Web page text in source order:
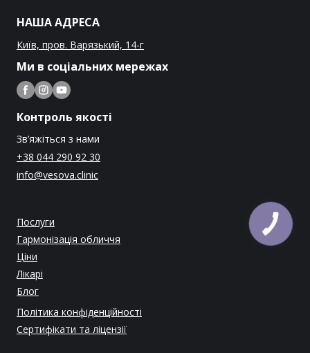
НАША АДРЕСА
Київ, пров. Варязький, 14-г
Ми в соціальних мережах
Контроль якості
Зв’яжіться з нами
+38 044 290 92 30
info@vesova.clinic
Послуги
Гармонізація обличчя
Ціни
Лікарі
Блог
Політика конфіденційності
Сертифікати та ліцензії